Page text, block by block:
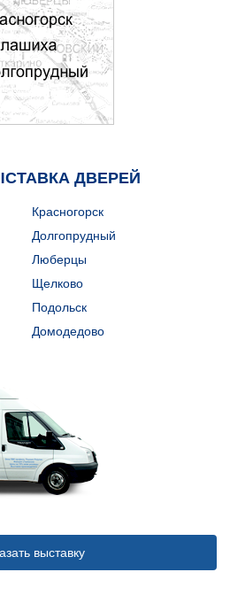
ДВЕРЕЙ
Красногорск
Долгопрудный
Люберцы
Щелково
Подольск
Домодедово
выставку